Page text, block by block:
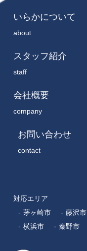
いらかについて
about
スタッフ紹介
staff
会社概要
company
お問い合わせ
contact
対応エリア
茅ヶ崎市
藤沢市
横浜市
秦野市